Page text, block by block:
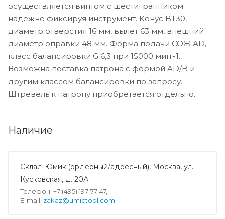
осуществляется винтом с шестигранником
надежно фиксируя инструмент. Конус BT30,
диаметр отверстия 16 мм, вылет 63 мм, внешний
диаметр оправки 48 мм. Форма подачи СОЖ AD,
класс балансировки G 6,3 при 15000 мин.-1.
Возможна поставка патрона с формой AD/B и
другим классом балансировки по запросу.
Штревель к патрону приобретается отдельно.
Наличие
Склад Юмик (ордерный/адресный), Москва, ул.
Кусковская, д. 20А
Телефон: +7 (495) 197-77-47,
E-mail: zakaz@umictool.com